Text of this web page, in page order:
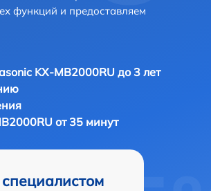
функций и предоставляем
KX-MB2000RU до 3 лет
от 35 минут